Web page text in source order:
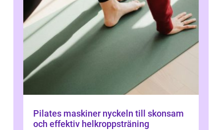
Pilates maskiner nyckeln till skonsam
och effektiv helkroppsträning